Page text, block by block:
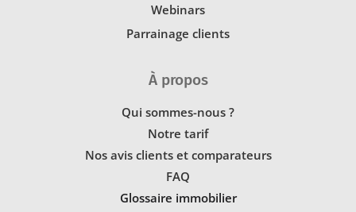
Webinars
Parrainage clients
À propos
Qui sommes-nous ?
Notre tarif
Nos avis clients et comparateurs
FAQ
Glossaire immobilier